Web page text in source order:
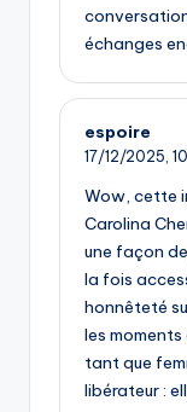
échanges
espoire
17/12/2025,
Wow, cette
Carolina
une façon
la fois
honnêteté
les
tant que
libérateur :